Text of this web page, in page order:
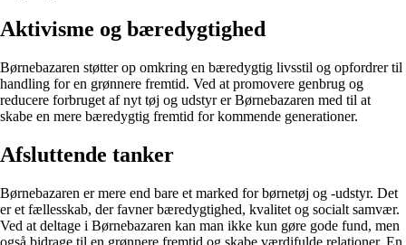
Aktivisme og bæredygtighed
Børnebazaren støtter op omkring en bæredygtig livsstil og opfordrer til
handling for en grønnere fremtid. Ved at promovere genbrug og
reducere forbruget af nyt tøj og udstyr er Børnebazaren med til at
skabe en mere bæredygtig fremtid for kommende generationer.
Afsluttende tanker
Børnebazaren er mere end bare et marked for børnetøj og -udstyr. Det
er et fællesskab, der favner bæredygtighed, kvalitet og socialt samvær.
Ved at deltage i Børnebazaren kan man ikke kun gøre gode fund, men
også bidrage til en grønnere fremtid og skabe værdifulde relationer. En